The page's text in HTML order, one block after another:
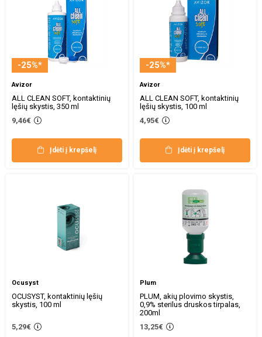
-25%*
Avizor
ALL CLEAN SOFT, kontaktinių
lęšių skystis, 350 ml
9,46€
Įdėti į krepšelį
-25%*
Avizor
ALL CLEAN SOFT, kontaktinių
lęšių skystis, 100 ml
4,95€
Įdėti į krepšelį
Ocusyst
OCUSYST, kontaktinių lęšių
skystis, 100 ml
5,29€
Plum
PLUM, akių plovimo skystis,
0,9% sterilus druskos tirpalas,
200ml
13,25€